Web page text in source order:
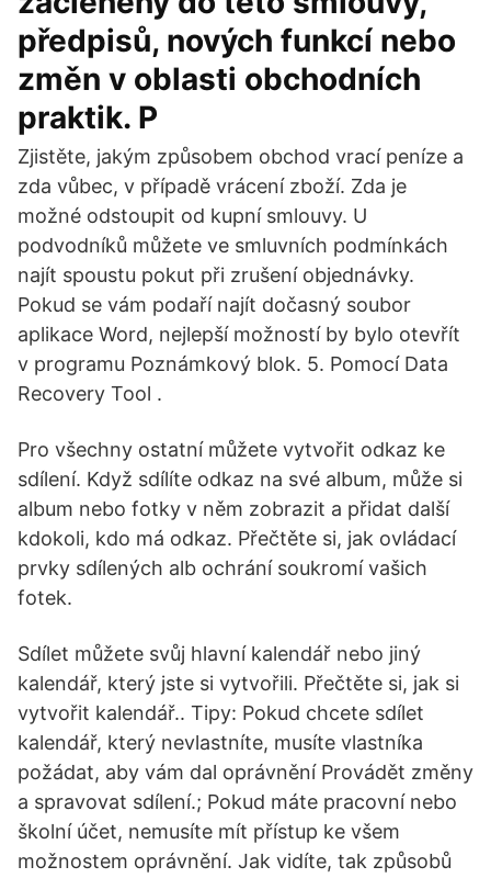
předpisů, nových funkcí nebo
změn v oblasti obchodních
praktik. P
Zjistěte, jakým způsobem obchod vrací peníze a
zda vůbec, v případě vrácení zboží. Zda je
možné odstoupit od kupní smlouvy. U
podvodníků můžete ve smluvních podmínkách
najít spoustu pokut při zrušení objednávky.
Pokud se vám podaří najít dočasný soubor
aplikace Word, nejlepší možností by bylo otevřít
v programu Poznámkový blok. 5. Pomocí Data
Recovery Tool .
Pro všechny ostatní můžete vytvořit odkaz ke
sdílení. Když sdílíte odkaz na své album, může si
album nebo fotky v něm zobrazit a přidat další
kdokoli, kdo má odkaz. Přečtěte si, jak ovládací
prvky sdílených alb ochrání soukromí vašich
fotek.
Sdílet můžete svůj hlavní kalendář nebo jiný
kalendář, který jste si vytvořili. Přečtěte si, jak si
vytvořit kalendář.. Tipy: Pokud chcete sdílet
kalendář, který nevlastníte, musíte vlastníka
požádat, aby vám dal oprávnění Provádět změny
a spravovat sdílení.; Pokud máte pracovní nebo
školní účet, nemusíte mít přístup ke všem
možnostem oprávnění. Jak vidíte, tak způsobů